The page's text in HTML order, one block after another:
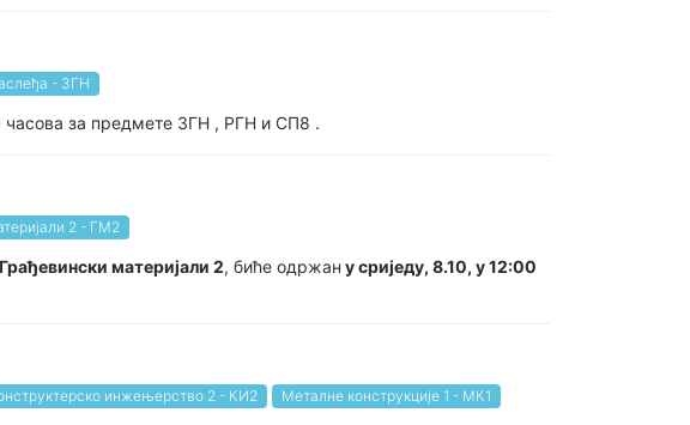
- ЗГН
часова за предмете ЗГН , РГН и СП8 .
2 - ГМ2
Грађевински материјали 2, биће одржан у сриједу, 8.10, у 12:00
инжењерство 2 - КИ2
Металне конструкције 1 - МК1